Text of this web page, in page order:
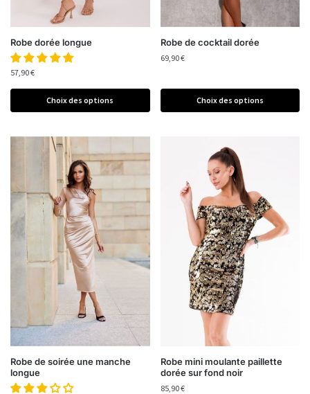
Robe dorée longue
57,90€
Choix des options
Robe de cocktail dorée
69,90€
Choix des options
Robe de soirée une manche
longue
Robe mini moulante paillette
dorée sur fond noir
85,90€